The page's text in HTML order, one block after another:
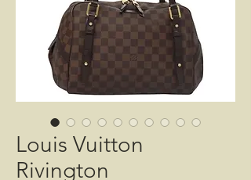
Louis Vuitton
Rivington